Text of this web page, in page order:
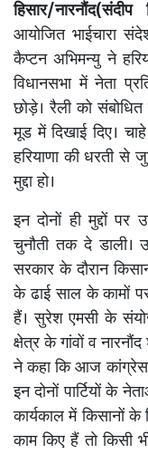
हिसार/नारनौंद(संदीप
आयोजित भाईचारा
कैप्टन अभिमन्यु ने
विधानसभा में नेता
छोड़े। रैली को
मूड में दिखाई दिए। चाहे
हरियाणा की धरती से
मुद्दा हो।
इन दोनों ही मुद्दों
चुनौती तक दे डाली।
सरकार के दौरान
के ढाई साल के कामों
हैं। सुरेश एमसी के
क्षेत्र के गांवों व
ने कहा कि आज कांग्रेस
इन दोनों पार्टियों के
कार्यकाल में किसानों के
काम किए हैं तो